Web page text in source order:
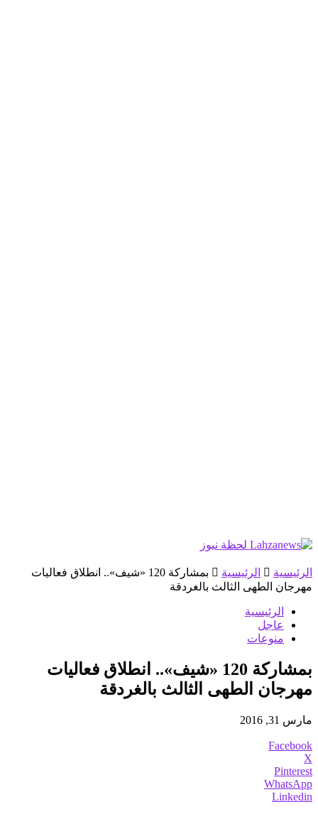
الرئيسية الرئيسية
بمشاركة 120 «شيف».. انطلاق فعاليات
مهرجان الطهى الثالث بالغردقة
الرئيسية
عاجل
منوعات
بمشاركة 120 «شيف».. انطلاق فعاليات
مهرجان الطهى الثالث بالغردقة
مارس 31, 2016
Facebook
X
Pinterest
WhatsApp
Linkedin